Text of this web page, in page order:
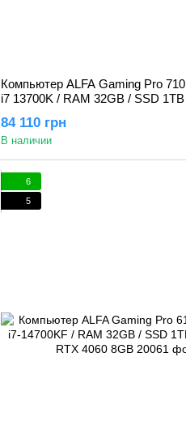
Компьютер ALFA Gaming Pro
i7 13700K / RAM 32GB / SSD
84 110 грн
В наличии
6
5